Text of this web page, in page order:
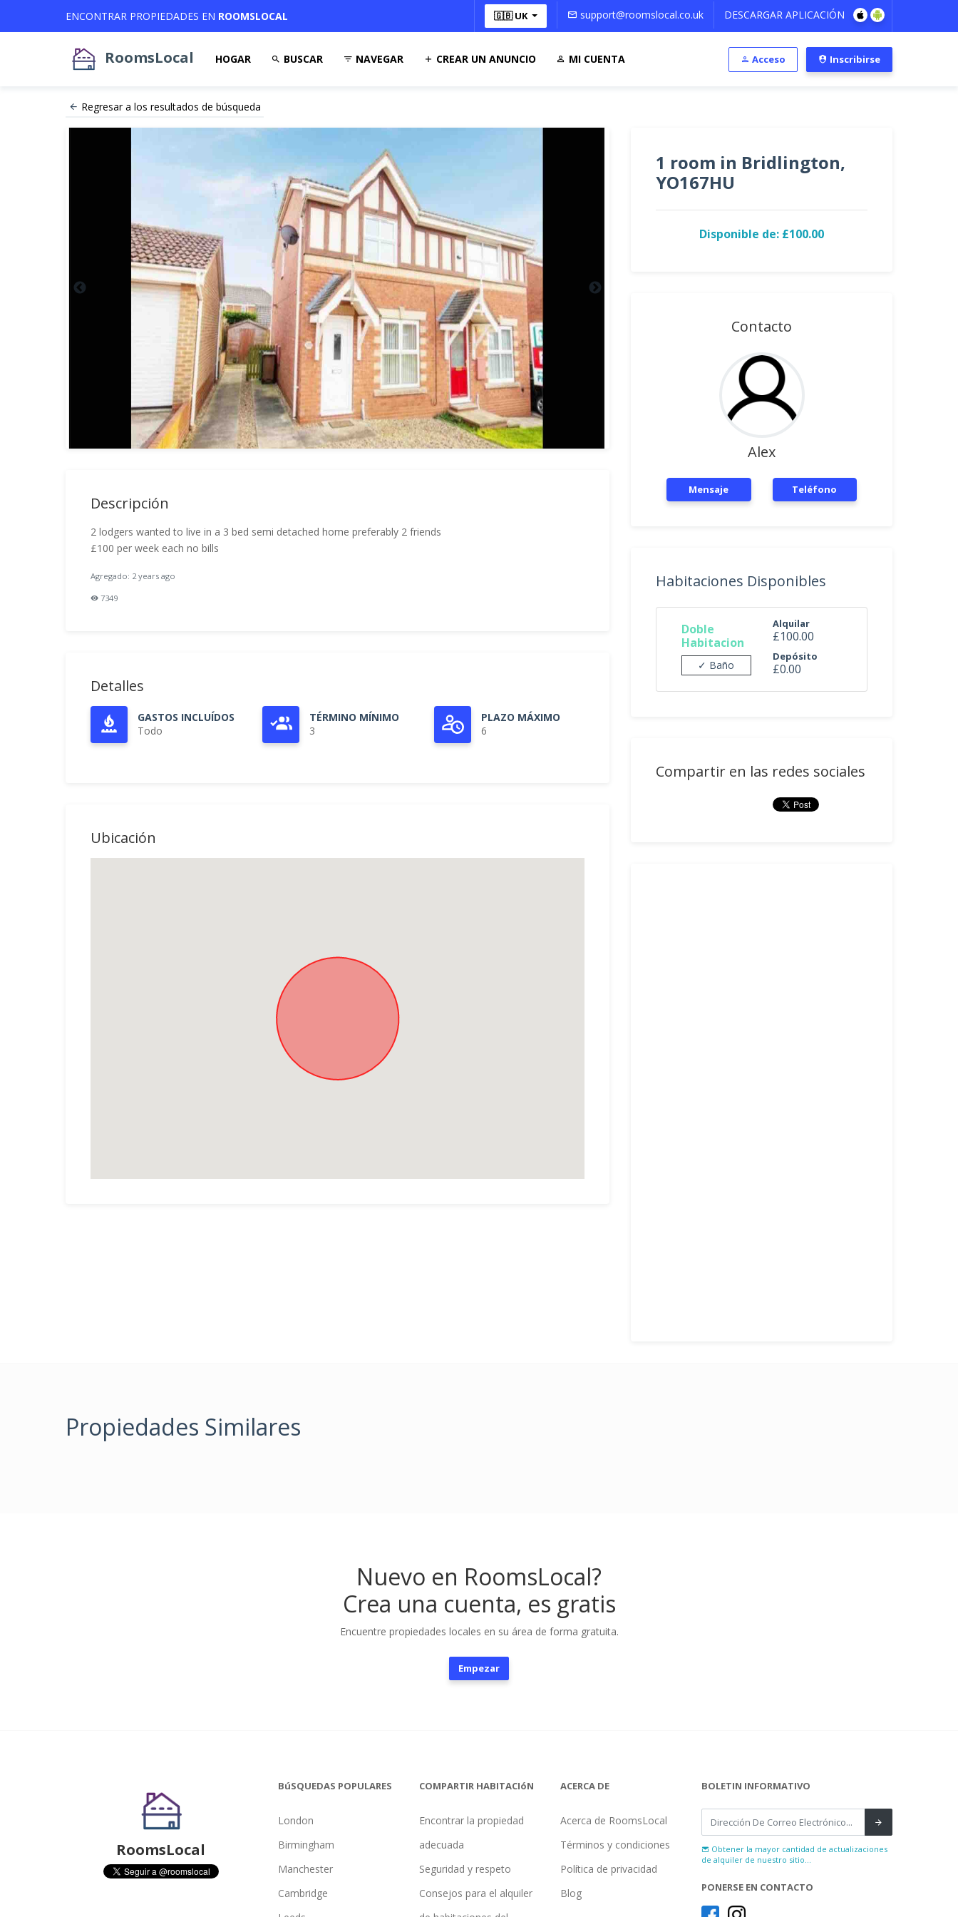
ENCONTRAR PROPIEDADES EN ROOMSLOCAL 🇬🇧 UK support@roomslocal.co.uk DESCARGAR APLICACIÓN
RoomsLocal HOGAR BUSCAR NAVEGAR CREAR UN ANUNCIO MI CUENTA Acceso Inscribirse
Regresar a los resultados de búsqueda
Descripción
2 lodgers wanted to live in a 3 bed semi detached home preferably 2 friends
£100 per week each no bills
Agregado: 2 years ago
7349
Detalles
GASTOS INCLUÍDOS
Todo
TÉRMINO MÍNIMO
3
PLAZO MÁXIMO
6
Ubicación
1 room in Bridlington,
YO167HU
Disponible de: £100.00
Contacto
Alex
Mensaje Teléfono
Habitaciones Disponibles
Doble
Habitacion
✓ Baño
Alquilar
£100.00
Depósito
£0.00
Compartir en las redes sociales
Propiedades Similares
Nuevo en RoomsLocal?
Crea una cuenta, es gratis
Encuentre propiedades locales en su área de forma gratuita.
Empezar
RoomsLocal
BúSQUEDAS POPULARES
London
Birmingham
Manchester
Cambridge
COMPARTIR HABITACIóN
Encontrar la propiedad
adecuada
Seguridad y respeto
Consejos para el alquiler
ACERCA DE
Acerca de RoomsLocal
Términos y condiciones
Política de privacidad
Blog
BOLETIN INFORMATIVO
Obtener la mayor cantidad de actualizaciones
de alquiler de nuestro sitio...
PONERSE EN CONTACTO